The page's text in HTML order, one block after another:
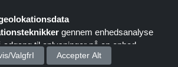
um
gennem enhedsanalyse
adgang til oplysninger på en enhed
ValgfrI Accepter Alt